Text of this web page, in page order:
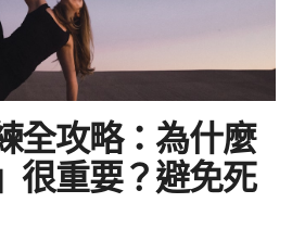
全攻略：為什麼
很重要？避免死